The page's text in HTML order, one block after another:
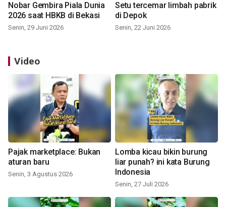
Nobar Gembira Piala Dunia
2026 saat HBKB di Bekasi
Senin, 29 Juni 2026
Setu tercemar limbah pabrik
di Depok
Senin, 22 Juni 2026
Video
Pajak marketplace: Bukan
aturan baru
Senin, 3 Agustus 2026
Lomba kicau bikin burung
liar punah? ini kata Burung
Indonesia
Senin, 27 Juli 2026